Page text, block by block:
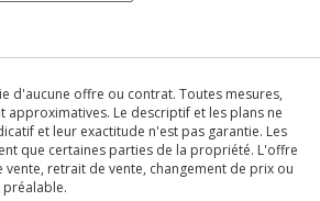
d'aucune offre ou contrat. Toutes mesures,
approximatives. Le descriptif et les plans ne
et leur exactitude n'est pas garantie. Les
que certaines parties de la propriété. L'offre
vente, retrait de vente, changement de prix ou